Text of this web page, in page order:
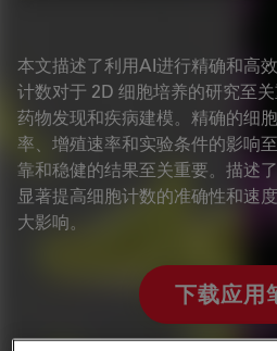
本文描述了利用AI进行精确和高
计数对于 2D 细胞培养的研究至关
药物发现和疾病建模。精确的细
率、增殖速率和实验条件的影响
靠和稳健的结果至关重要。描述
显著提高细胞计数的准确性和速
大影响。
下载应用